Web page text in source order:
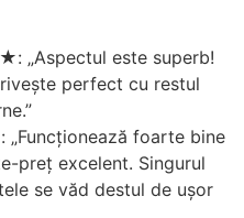
este superb!
perfect cu restul
foarte bine
preț excelent. Singurul
se văd destul de ușor